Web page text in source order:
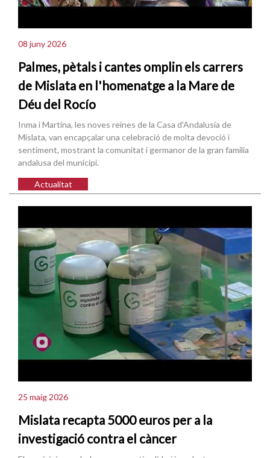
08 juny 2026
Palmes, pètals i cantes omplin els carrers
de Mislata en l'homenatge a la Mare de
Déu del Rocío
Inma i Martina, les noves reines de la Casa d'Andalusia de
Mislata, van encapçalar una celebració de molta devoció i
sentiment, mostrant la comunitat i germanor de la gran família
andalusa del municipi.
Actualitat
25 maig 2026
Mislata recapta 5000 euros per a la
investigació contra el càncer